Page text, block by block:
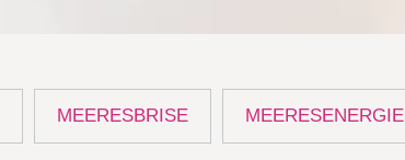
MEERESBRISE MEERESENERGIE